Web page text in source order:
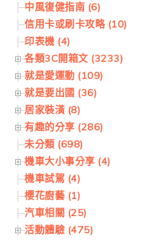
中風復健指南 (6)
信用卡或刷卡攻略 (10)
印表機 (4)
各類3C開箱文 (3233)
就是愛運動 (109)
就是要出國 (36)
居家裝潢 (8)
有趣的分享 (286)
未分類 (698)
機車大小事分享 (4)
機車試駕 (4)
櫻花廚藝 (1)
汽車相關 (25)
活動體驗 (475)